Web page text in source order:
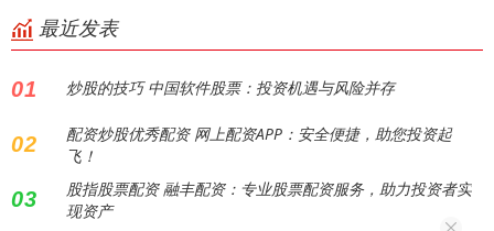
最近发表
01 炒股的技巧 中国软件股票：投资机遇与风险并存
02
配资炒股优秀配资 网上配资APP：安全便捷，助您投资起
飞！
03
股指股票配资 融丰配资：专业股票配资服务，助力投资者实
现资产